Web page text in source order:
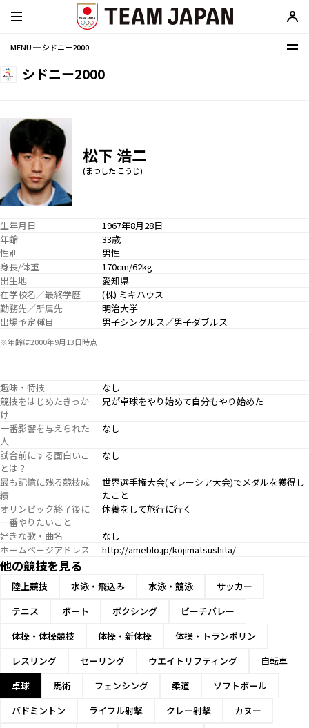
MENU ─ シドニー2000
シドニー2000
松下 浩二
(まつした こうじ)
生年月日
1967年8月28日
年齢
33歳
性別
男性
身長/体重
170cm/62kg
出生地
愛知県
在学校名／最終学歴
(株) ミキハウス
勤務先／所属先
明治大学
出場予定種目
男子シングルス／男子ダブルス
※年齢は2000年9月13日時点
趣味・特技
なし
競技をはじめたきっか
け
兄が卓球をやり始めて自分もやり始めた
一番影響を与えられた
人
なし
試合前にする面白いこ
とは？
なし
最も記憶に残る競技成
績
世界選手権大会(マレーシア大会)でメダルを獲得し
たこと
オリンピック終了後に
一番やりたいこと
休養をして旅行に行く
好きな歌・曲名
なし
ホームページアドレス
http://ameblo.jp/kojimatsushita/
他の競技を見る
陸上競技 水泳・飛込み 水泳・競泳
サッカー
テニス
ボート ボクシング
ビーチバレー
体操・体操競技
体操・新体操
体操・トランポリン
レスリング
セーリング ウエイトリフティング
自転車
卓球
馬術 フェンシング 柔道
ソフトボール
バドミントン
ライフル射撃 クレー射撃
カヌー